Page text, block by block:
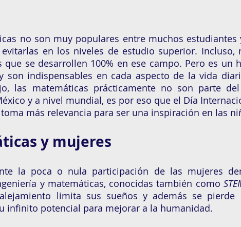
no son muy populares entre muchos
en los niveles de estudio superior. Incluso,
que se desarrollen 100% en ese campo. Pero es un
son indispensables en cada aspecto de la vida
las matemáticas prácticamente no son parte
y a nivel mundial, es por eso que el Día
más relevancia para ser una inspiración en las
y mujeres
la poca o nula participación de las mujeres
y matemáticas, conocidas también como
limita sus sueños y además se
infinito potencial para mejorar a la humanidad.